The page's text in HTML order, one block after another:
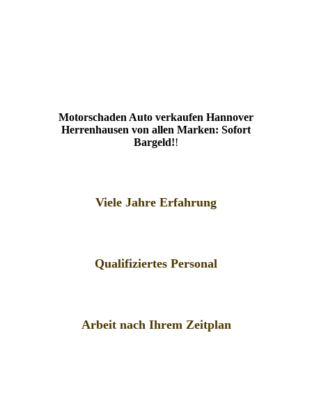
Motorschaden Auto verkaufen Hannover
Herrenhausen von allen Marken: Sofort
Bargeld!!
Viele Jahre Erfahrung
Qualifiziertes Personal
Arbeit nach Ihrem Zeitplan